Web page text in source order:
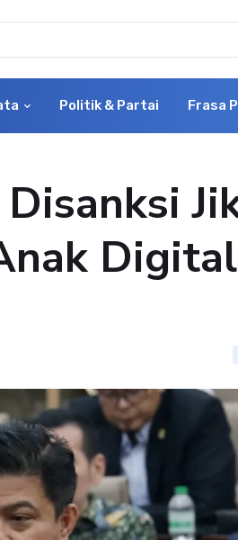
Politik & Partai Frasa
Disanksi
Digital